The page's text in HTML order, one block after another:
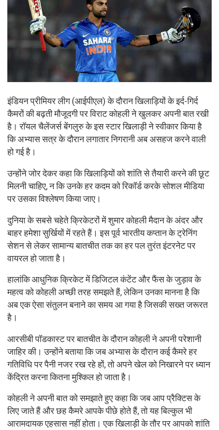
इंडियन प्रीमियर लीग (आईपीएल) के दौरान खिलाड़ियों के इर्द-गिर्द
कैमरों की बढ़ती मौजूदगी पर विराट कोहली ने खुलकर अपनी बात रखी
है। रॉयल चैलेंजर्स बेंगलुरु के इस स्टार खिलाड़ी ने स्वीकार किया है
कि अभ्यास सत्र के दौरान लगातार निगरानी अब असहज करने वाली
हो गई है।
उन्होंने जोर देकर कहा कि खिलाड़ियों को शांति से तैयारी करने की छूट
मिलनी चाहिए, न कि उनके हर कदम को रिकॉर्ड करके सोशल मीडिया
पर उसका विश्लेषण किया जाए।
दुनिया के सबसे चहेते क्रिकेटरों में शुमार कोहली मैदान के अंदर और
बाहर हमेशा सुर्खियों में रहते हैं। इस पूर्व भारतीय कप्तान के ट्रेनिंग
सेशन से लेकर सामान्य बातचीत तक का हर पल तुरंत इंटरनेट पर
वायरल हो जाता है।
हालांकि आधुनिक क्रिकेट में डिजिटल कंटेंट और फैंस के जुड़ाव के
महत्व को कोहली अच्छी तरह समझते हैं, लेकिन उनका मानना है कि
अब एक ऐसा संतुलन बनाने का समय आ गया है जिसकी सख्त जरूरत
है।
आरसीबी पॉडकास्ट पर बातचीत के दौरान कोहली ने अपनी परेशानी
जाहिर की। उन्होंने बताया कि जब अभ्यास के दौरान कई कैमरे हर
गतिविधि पर पैनी नजर रख रहे हों, तो अपने खेल को निखारने पर ध्यान
केंद्रित करना कितना मुश्किल हो जाता है।
कोहली ने अपनी बात को समझाते हुए कहा कि जब आप प्रैक्टिस के
लिए जाते हैं और छह कैमरे आपके पीछे होते हैं, तो यह बिल्कुल भी
आरामदायक एहसास नहीं होता। एक खिलाड़ी के तौर पर आपको शांति